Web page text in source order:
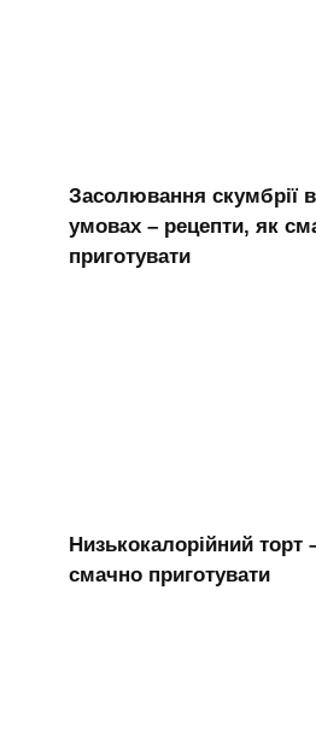
Засолювання скумбрії
умовах – рецепти, як
приготувати
Низькокалорійний торт
смачно приготувати